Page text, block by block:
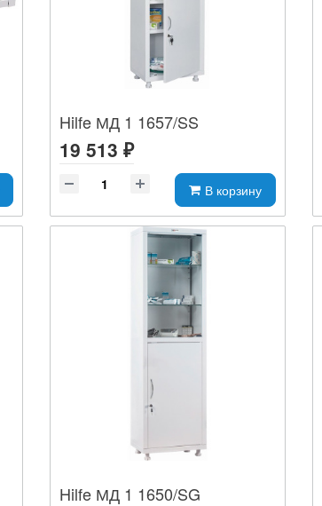
Hilfe МД 1 1657/SS
19 513 ₽
В корзину
Hilfe МД 1 1650/SG